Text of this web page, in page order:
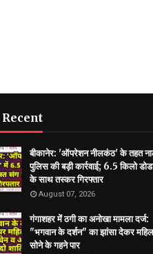
बीकानेर: 'ऑपरेशन नीलकंठ' के तहत
पुलिस की बड़ी कार्रवाई; 6.5 किलो
के साथ तस्कर गिरफ्तार
August 07, 2026
गंगाशहर में ठगी का अनोखा मामला दर्ज:
"भगवान के दर्शन" का झांसा देकर
सोने के गहने पार